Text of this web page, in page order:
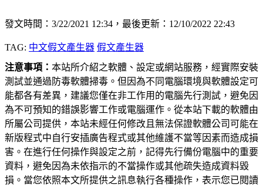
發文時間：3/22/2021 12:34，最後更新：12/10/2022 22:43
TAG: 中文假文產生器 假文產生器
注意事項： 本站所介紹之軟體、設定或網站服務，經實際安裝
測試並通過防毒軟體掃毒。但因為不同電腦環境與軟體設定可
能都各有差異，建議您僅在非工作用的電腦先行測試，避免因
為不可預知的錯誤影響工作或電腦運作。從本站下載的軟體由
所屬公司提供，本站未經任何修改且無法保證軟體公司可能在
新版程式中自行安插廣告程式或其他維護不當等因素而造成損
害。在進行任何操作與設定之前，記得先行備份電腦中的重要
資料，避免因為未依指示的不當操作或其他疏失造成資料毀
損。當您依照本文所提供之訊息執行各種操作，表示您已閱讀